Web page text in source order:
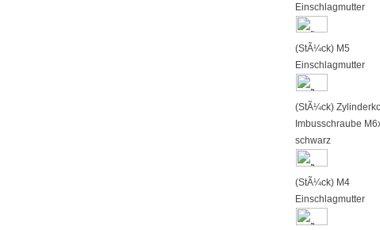
Einschlagmutter
(StÃ¼ck) M5
Einschlagmutter
(StÃ¼ck)
Imbusschraube
schwarz
(StÃ¼ck) M4
Einschlagmutter